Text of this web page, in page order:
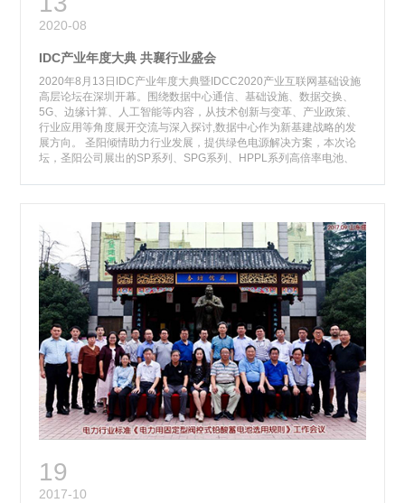
2020-08
IDC产业年度大典 共襄行业盛会
2020年8月13日IDC产业年度大典暨IDCC2020产业互联网基础设施
高层论坛在深圳开幕。围绕数据中心通信、基础设施、数据交换、
5G、边缘计算、人工智能等内容，从技术创新与变革、产业政策、
行业应用等角度展开交流与深入探讨,数据中心作为新基建战略的发
展方向。 圣阳倾情助力行业发展，提供绿色电源解决方案，本次论
坛，圣阳公司展出的SP系列、SPG系列、HPPL系列高倍率电池、
19
2017-10